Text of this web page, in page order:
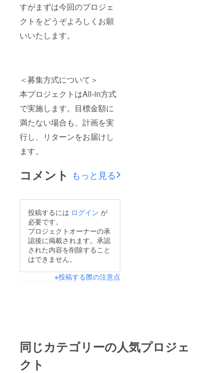
すがまずは今回のプロジェ
クトをどうぞよろしくお願
いいたします。
＜募集方式について＞
本プロジェクトはAll-in方式
で実施します。目標金額に
満たない場合も、計画を実
行し、リターンをお届けし
ます。
コメント もっと見る
投稿するには ログイン が
必要です。
プロジェクトオーナーの承
認後に掲載されます。承認
された内容を削除すること
はできません。
※投稿する際の注意点
同じカテゴリーの人気プロジェ
クト